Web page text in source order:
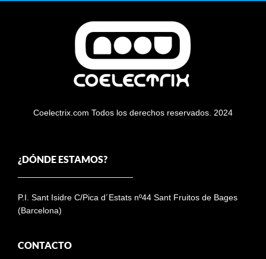
Coelectrix.com Todos los derechos reservados. 2024
¿DÓNDE ESTAMOS?
P.I. Sant Isidre C/Pica d´Estats nº44 Sant Fruitos de Bages
(Barcelona)
CONTACTO